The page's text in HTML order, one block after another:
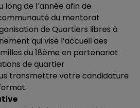
long de l’année afin de
du mentorat
de Quartiers libres à
qui vise l’accueil des
du 18ème en partenariat
de quartier
transmettre votre candidature